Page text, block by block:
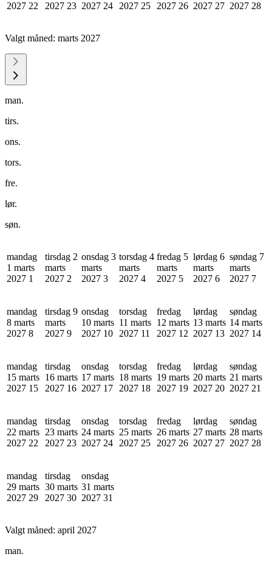
2027 22
2027 23 2027 24
2027 25
2027 26 2027 27 2027 28
Valgt måned: marts 2027
man.
tirs.
ons.
tors.
fre.
lør.
søn.
mandag
1 marts
2027 1
tirsdag 2
marts
2027 2
onsdag 3
marts
2027 3
torsdag 4
marts
2027 4
fredag 5
marts
2027 5
lørdag 6
marts
2027 6
søndag 7
marts
2027 7
mandag
8 marts
2027 8
tirsdag 9
marts
2027 9
onsdag
10 marts
2027 10
torsdag
11 marts
2027 11
fredag
12 marts
2027 12
lørdag
13 marts
2027 13
søndag
14 marts
2027 14
mandag
15 marts
2027 15
tirsdag
16 marts
2027 16
onsdag
17 marts
2027 17
torsdag
18 marts
2027 18
fredag
19 marts
2027 19
lørdag
20 marts
2027 20
søndag
21 marts
2027 21
mandag
22 marts
2027 22
tirsdag
23 marts
2027 23
onsdag
24 marts
2027 24
torsdag
25 marts
2027 25
fredag
26 marts
2027 26
lørdag
27 marts
2027 27
søndag
28 marts
2027 28
mandag
29 marts
2027 29
tirsdag
30 marts
2027 30
onsdag
31 marts
2027 31
Valgt måned: april 2027
man.